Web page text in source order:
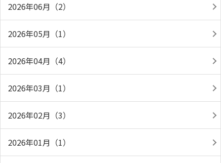
2026年06月（2）
2026年05月（1）
2026年04月（4）
2026年03月（1）
2026年02月（3）
2026年01月（1）